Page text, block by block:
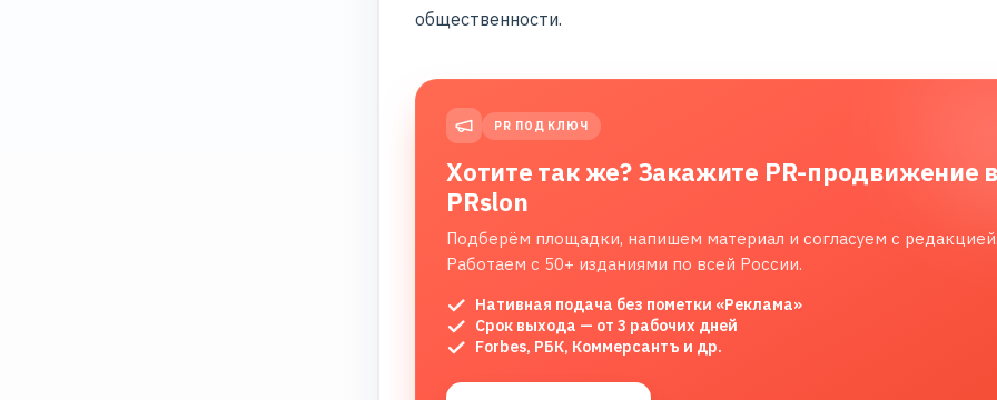
общественности.
PR ПОД КЛЮЧ
Хотите так же? Закажите PR-продвижение
PRslon
Подберём площадки, напишем материал и согласуем с
Работаем с 50+ изданиями по всей России.
Нативная подача без пометки «Реклама»
Срок выхода — от 3 рабочих дней
Forbes, РБК, Коммерсантъ и др.